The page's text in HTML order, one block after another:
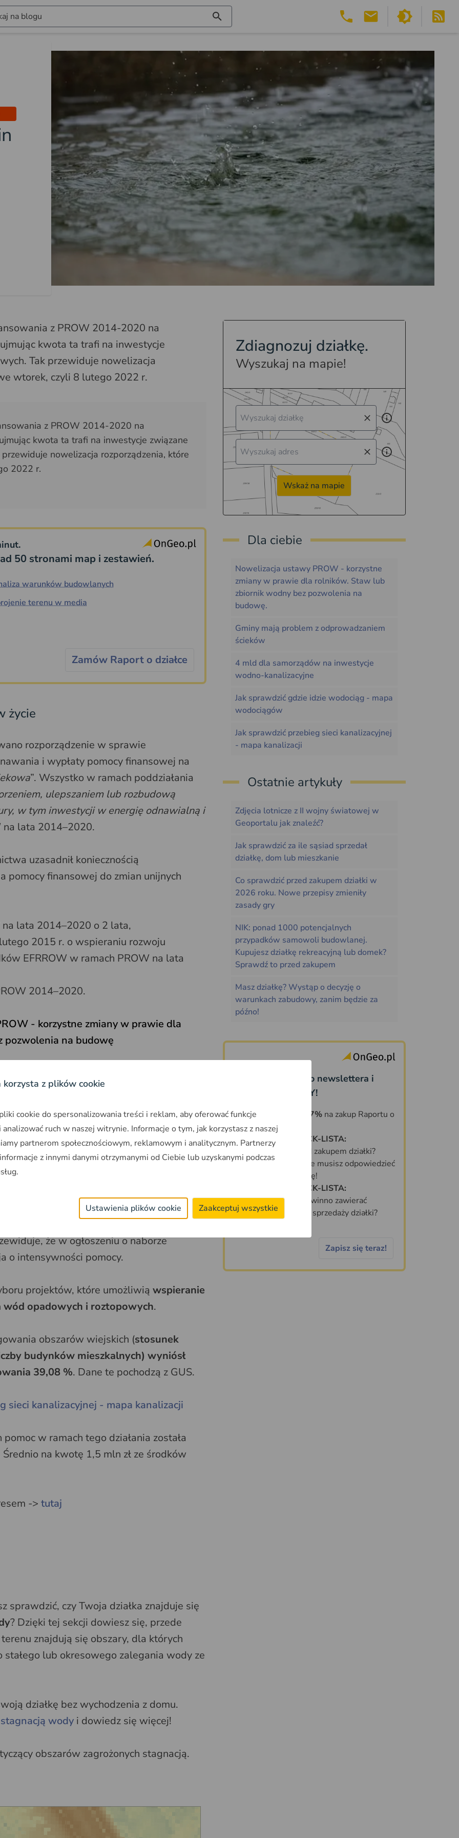
na blogu
z PROW 2014-2020 na
kwota ta trafi na inwestycje
Tak przewiduje nowelizacja
wtorek, czyli 8 lutego 2022 r.
z PROW 2014-2020 na
kwota ta trafi na inwestycje związane
nowelizacja rozporządzenia, które
2022 r.
50 stronami map i zestawień.
warunków budowlanych
terenu w media
Zamów Raport o działce
życie
rozporządzenie w sprawie
i wypłaty pomocy finansowej na
”. Wszystko w ramach poddziałania
ulepszaniem lub rozbudową
w tym inwestycji w energię odnawialną i
na lata 2014–2020.
uzasadnił koniecznością
finansowej do zmian unijnych
na lata 2014–2020 o 2 lata,
2015 r. o wspieraniu rozwoju
EFRROW w ramach PROW na lata
2014–2020.
- korzystne zmiany w prawie dla
pozwolenia na budowę
wód opadowych
polegające na dodaniu zakresu
z zakresu gromadzenia wód
podziemnych zbiorników
maksymalną kwotę
. Jednocześnie została
operacji typu „
że w ogłoszeniu o naborze
o intensywności pomocy.
projektów, które umożliwią wspieranie
wód opadowych i roztopowych.
obszarów wiejskich (stosunek
budynków mieszkalnych) wyniósł
39,08 %. Dane te pochodzą z GUS.
sieci kanalizacyjnej - mapa kanalizacji
w ramach tego działania została
na kwotę 1,5 mln zł ze środków
-> tutaj
sprawdzić, czy Twoja działka znajduje się
? Dzięki tej sekcji dowiesz się, przede
znajdują się obszary, dla których
lub okresowego zalegania wody ze
działkę bez wychodzenia z domu.
wody i dowiedz się więcej!
obszarów zagrożonych stagnacją.
Zdiagnozuj działkę.
Wyszukaj na mapie!
Wskaż na mapie
Dla ciebie
Nowelizacja ustawy PROW - korzystne
zmiany w prawie dla rolników. Staw lub
zbiornik wodny bez pozwolenia na
budowę.
Gminy mają problem z odprowadzaniem
ścieków
4 mld dla samorządów na inwestycje
wodno-kanalizacyjne
Jak sprawdzić gdzie idzie wodociąg - mapa
wodociągów
Jak sprawdzić przebieg sieci kanalizacyjnej
- mapa kanalizacji
Ostatnie artykuły
Zdjęcia lotnicze z II wojny światowej w
Geoportalu jak znaleźć?
Jak sprawdzić za ile sąsiad sprzedał
działkę, dom lub mieszkanie
Co sprawdzić przed zakupem działki w
2026 roku. Nowe przepisy zmieniły
zasady gry
NIK: ponad 1000 potencjalnych
przypadków samowoli budowlanej.
Kupujesz działkę rekreacyjną lub domek?
Sprawdź to przed zakupem
Masz działkę? Wystąp o decyzję o
warunkach zabudowy, zanim będzie za
późno!
Dołącz do naszego newslettera i
odbierz PREZENTY!
KOD ZNIŻKOWY 7%na zakup Raportu o
Terenie OnGeo.pl
DARMOWA CHECK-LISTA:
Co sprawdzić przed zakupem działki?
70 PYTAŃ, na które musisz odpowiedzieć
zanim kupisz działkę!
DARMOWA CHECK-LISTA:
Jakie informacje powinno zawierać
idealne ogłoszenie sprzedaży działki?
Zapisz się teraz!
korzysta z plików cookie
cookie do spersonalizowania treści i reklam, aby oferować funkcje
analizować ruch w naszej witrynie. Informacje o tym, jak korzystasz z naszej
partnerom społecznościowym, reklamowym i analitycznym. Partnerzy
z innymi danymi otrzymanymi od Ciebie lub uzyskanymi podczas
Ustawienia plików cookie Zaakceptuj wszystkie